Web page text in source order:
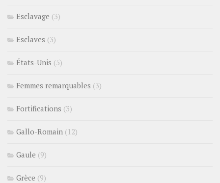
Esclavage (3)
Esclaves (3)
États-Unis (5)
Femmes remarquables (3)
Fortifications (3)
Gallo-Romain (12)
Gaule (9)
Grèce (9)